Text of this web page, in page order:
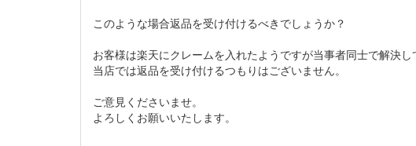
このような場合返品を受け付けるべきでしょうか？
お客様は楽天にクレームを入れたようですが当事者同士で解決し
当店では返品を受け付けるつもりはございません。
ご意見くださいませ。
よろしくお願いいたします。